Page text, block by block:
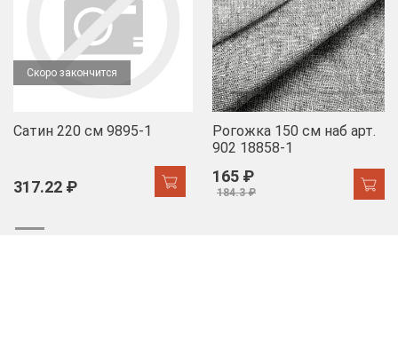
Скоро закончится
Сатин 220 см 9895-1
317.22 ₽
Рогожка 150 см наб арт.
902 18858-1
165 ₽
184.3 ₽